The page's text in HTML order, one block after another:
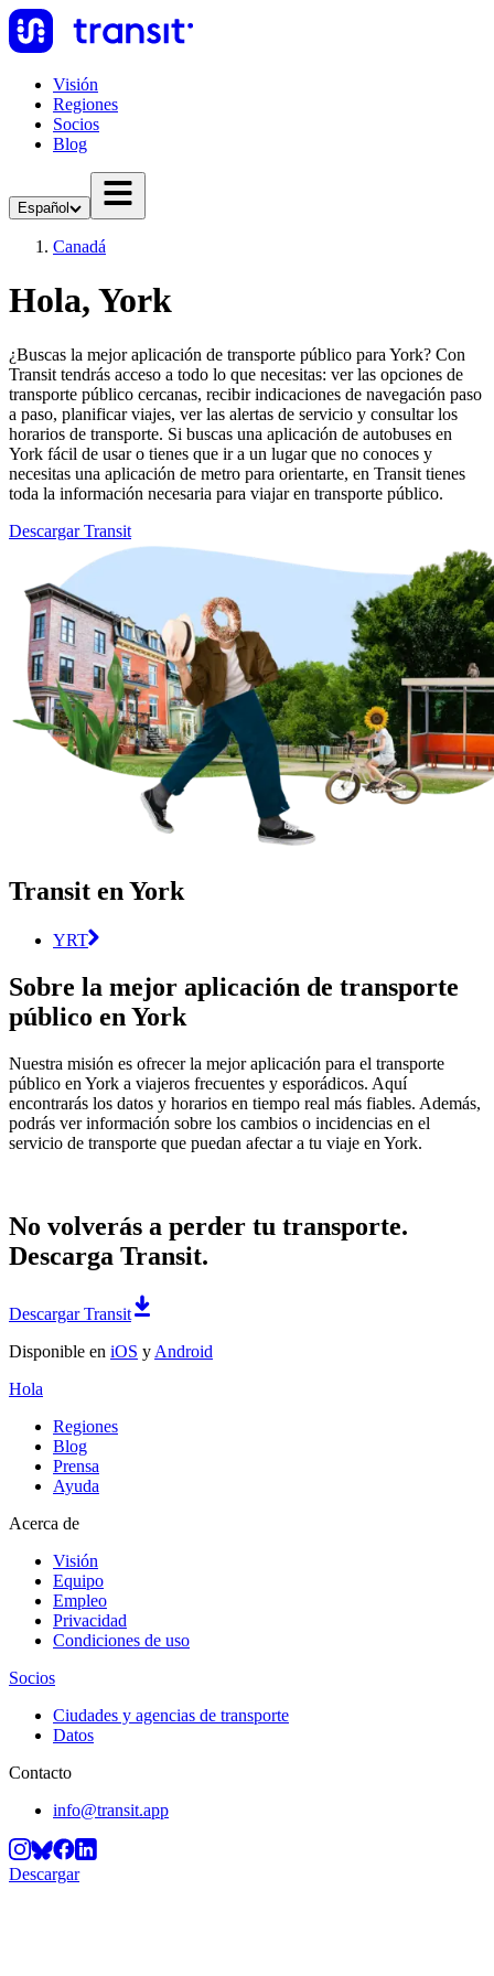
Visión
Regiones
Socios
Blog
Español
Canadá
Hola, York
¿Buscas la mejor aplicación de transporte público para York? Con
Transit tendrás acceso a todo lo que necesitas: ver las opciones de
transporte público cercanas, recibir indicaciones de navegación paso
a paso, planificar viajes, ver las alertas de servicio y consultar los
horarios de transporte. Si buscas una aplicación de autobuses en
York fácil de usar o tienes que ir a un lugar que no conoces y
necesitas una aplicación de metro para orientarte, en Transit tienes
toda la información necesaria para viajar en transporte público.
Descargar Transit
Transit en York
YRT
Sobre la mejor aplicación de transporte
público en York
Nuestra misión es ofrecer la mejor aplicación para el transporte
público en York a viajeros frecuentes y esporádicos. Aquí
encontrarás los datos y horarios en tiempo real más fiables. Además,
podrás ver información sobre los cambios o incidencias en el
servicio de transporte que puedan afectar a tu viaje en York.
No volverás a perder tu transporte.
Descarga Transit.
Descargar Transit
Disponible en iOS y Android
Hola
Regiones
Blog
Prensa
Ayuda
Acerca de
Visión
Equipo
Empleo
Privacidad
Condiciones de uso
Socios
Ciudades y agencias de transporte
Datos
Contacto
info@transit.app
Descargar